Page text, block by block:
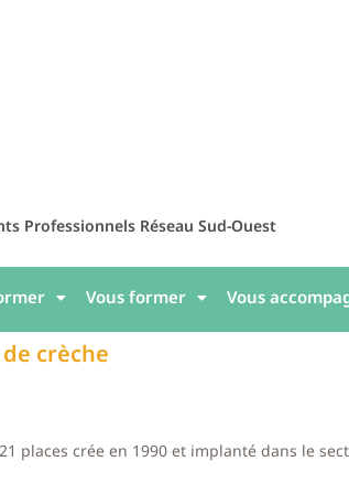
Professionnels Réseau Sud-Ouest
Vous former Vous
crèche
places crée en 1990 et implanté dans le